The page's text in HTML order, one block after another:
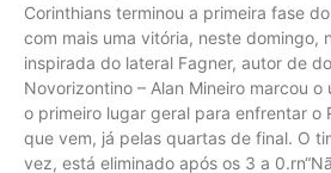
Corinthians terminou a primeira fase
com mais uma vitória, neste domingo,
inspirada do lateral Fagner, autor de
Novorizontino – Alan Mineiro marcou o
o primeiro lugar geral para enfrentar o
que vem, já pelas quartas de final. O
vez, está eliminado após os 3 a